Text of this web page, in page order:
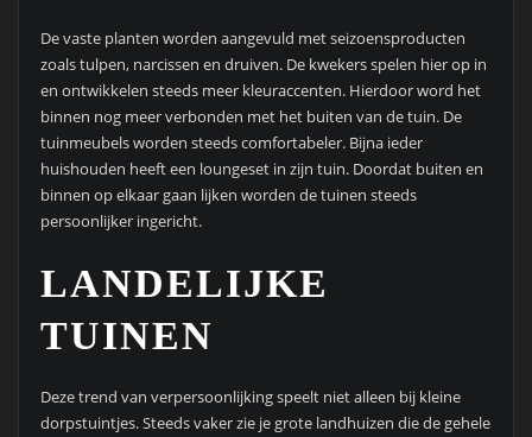
De vaste planten worden aangevuld met seizoensproducten
zoals tulpen, narcissen en druiven. De kwekers spelen hier op in
en ontwikkelen steeds meer kleuraccenten. Hierdoor word het
binnen nog meer verbonden met het buiten van de tuin. De
tuinmeubels worden steeds comfortabeler. Bijna ieder
huishouden heeft een loungeset in zijn tuin. Doordat buiten en
binnen op elkaar gaan lijken worden de tuinen steeds
persoonlijker ingericht.
LANDELIJKE
TUINEN
Deze trend van verpersoonlijking speelt niet alleen bij kleine
dorpstuintjes. Steeds vaker zie je grote landhuizen die de gehele